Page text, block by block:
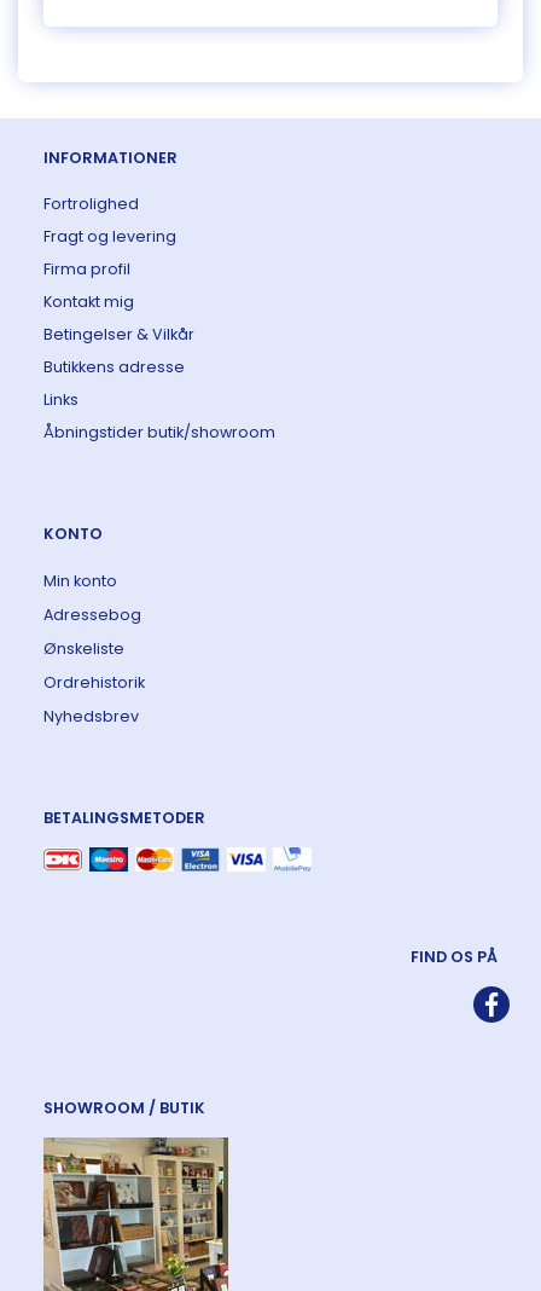
INFORMATIONER
Fortrolighed
Fragt og levering
Firma profil
Kontakt mig
Betingelser & Vilkår
Butikkens adresse
Links
Åbningstider butik/showroom
KONTO
Min konto
Adressebog
Ønskeliste
Ordrehistorik
Nyhedsbrev
BETALINGSMETODER
FIND OS PÅ
SHOWROOM / BUTIK